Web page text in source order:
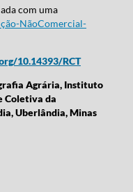
com uma
NãoComercial-
10.14393/RCT
Agrária, Instituto
Coletiva da
Uberlândia, Minas